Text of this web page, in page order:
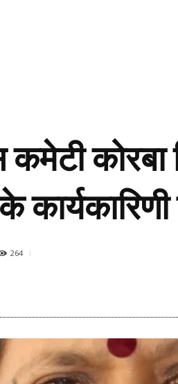
कोरबा
264